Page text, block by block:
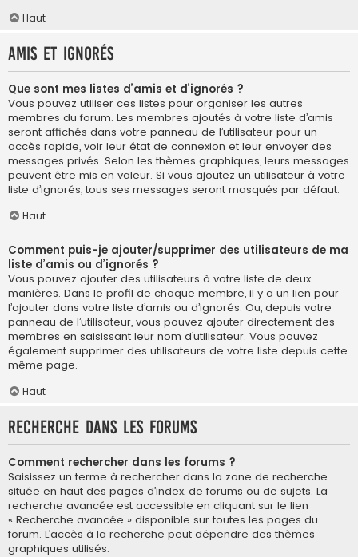
Haut
Amis et ignorés
Que sont mes listes d’amis et d’ignorés ?
Vous pouvez utiliser ces listes pour organiser les autres
membres du forum. Les membres ajoutés à votre liste d’amis
seront affichés dans votre panneau de l’utilisateur pour un
accès rapide, voir leur état de connexion et leur envoyer des
messages privés. Selon les thèmes graphiques, leurs messages
peuvent être mis en valeur. Si vous ajoutez un utilisateur à votre
liste d’ignorés, tous ses messages seront masqués par défaut.
Haut
Comment puis-je ajouter/supprimer des utilisateurs de ma
liste d’amis ou d’ignorés ?
Vous pouvez ajouter des utilisateurs à votre liste de deux
manières. Dans le profil de chaque membre, il y a un lien pour
l’ajouter dans votre liste d’amis ou d’ignorés. Ou, depuis votre
panneau de l’utilisateur, vous pouvez ajouter directement des
membres en saisissant leur nom d’utilisateur. Vous pouvez
également supprimer des utilisateurs de votre liste depuis cette
même page.
Haut
Recherche dans les forums
Comment rechercher dans les forums ?
Saisissez un terme à rechercher dans la zone de recherche
située en haut des pages d’index, de forums ou de sujets. La
recherche avancée est accessible en cliquant sur le lien
« Recherche avancée » disponible sur toutes les pages du
forum. L’accès à la recherche peut dépendre des thèmes
graphiques utilisés.